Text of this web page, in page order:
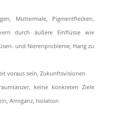
Muttermale, Pigmentﬂecken,
durch äußere Einﬂüsse wie
und Nierenprobleme, Hang zu
voraus sein, Zukunftsvisionen
keine konkreten Ziele
Arroganz, Isolation